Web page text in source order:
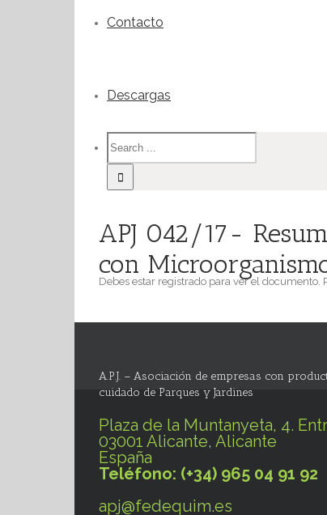
Contacto
Descargas
APJ 042/17-
con
Debes estar registrado para ver el documento.
A.P.J. – Asociación de empresas con
cuidado de Parques y Jardines
Plaza de la Muntanyeta, 4.
03001 Alicante, Alicante
España
Teléfono: (+34) 965 04 91 92
apj@fedequim.es